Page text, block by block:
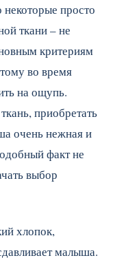
некоторые просто
ткани – не
критериям
во время
на ощупь.
приобретать
очень нежная и
факт не
выбор
хлопок,
малыша.